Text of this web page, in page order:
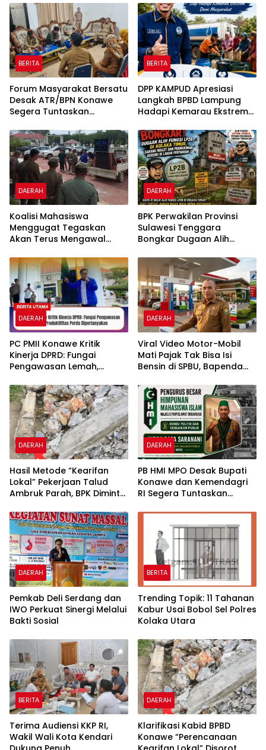
Kasus Rp26 Miliar,
Kasipenkum: Kami
Menunggu P21 dari Polda
Sultra
Pemanfaatannya
BERITA
Forum Masyarakat Bersatu
Desak ATR/BPN Konawe
Segera Tuntaskan
Olu Onua, Beri Tenggat
Waktu 2×24 Jam
BERITA
DPP KAMPUD Apresiasi
Langkah BPBD Lampung
Hadapi Kemarau Ekstrem
Bersih
DAERAH
Koalisi Mahasiswa
Menggugat Tegaskan
Akan Terus Mengawal
Kabupaten Konawe
DAERAH
BPK Perwakilan Provinsi
Sulawesi Tenggara
Bongkar Dugaan Alih
Timur, Sarang Walet dan
Permukiman Berdiri di
Lahan Pertanian
DAERAH
PC PMII Konawe Kritik
Kinerja DPRD: Fungai
Pengawasan Lemah,
Dipertanyakan
DAERAH
​Viral Video Motor-Mobil
Mati Pajak Tak Bisa Isi
Bensin di SPBU, Bapenda
DAERAH
Hasil Metode “Kearifan
Lokal” Pekerjaan Talud
Ambruk Parah, BPK Diminta
Menyeluruh BPBD Konawe
DAERAH
PB HMI MPO Desak Bupati
Konawe dan Kemendagri
RI Segera Tuntaskan
Pondidaha–Amonggedo
DAERAH
Pemkab Deli Serdang dan
IWO Perkuat Sinergi Melalui
Bakti Sosial
BERITA
Trending Topik: 11 Tahanan
Kabur Usai Bobol Sel Polres
Kolaka Utara
BERITA
Terima Audiensi KKP RI,
Wakil Wali Kota Kendari
DAERAH
Klarifikasi Kabid BPBD
Konawe “Perencanaan